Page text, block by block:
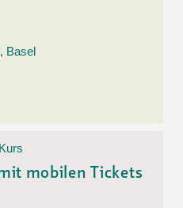
Basel
mobilen Tickets